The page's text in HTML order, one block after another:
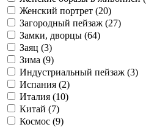
Женский портрет (20)
Загородный пейзаж (27)
Замки, дворцы (64)
Заяц (3)
Зима (9)
Индустриальный пейзаж (3)
Испания (2)
Италия (10)
Китай (7)
Космос (9)